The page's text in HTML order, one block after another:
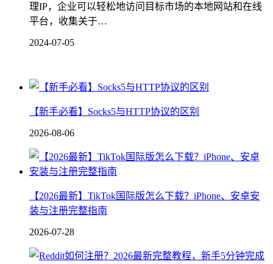
理IP，企业可以轻松地访问目标市场的本地网站和在线
平台，收集关于…
2024-07-05
【新手必看】Socks5与HTTP协议的区别
2026-08-06
【2026最新】TikTok国际版怎么下载？iPhone、安卓安
装与注册完整指南
2026-07-28